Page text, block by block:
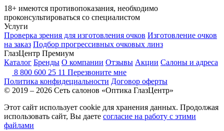
18+ имеются противопоказания, необходимо
проконсультироваться со специалистом
Услуги
Проверка зрения для изготовления очков Изготовление очков
на заказ Подбор прогрессивных очковых линз
ГлазЦентр Премиум
Каталог Бренды О компании Отзывы Акции Салоны и адреса
8 800 600 25 11 Перезвоните мне
Политика конфидециальности Договор оферты
© 2019 – 2026 Сеть салонов «Оптика ГлазЦентр»
Этот сайт использует cookie для хранения данных. Продолжая
использовать сайт, Вы даете согласие на работу с этими
файлами